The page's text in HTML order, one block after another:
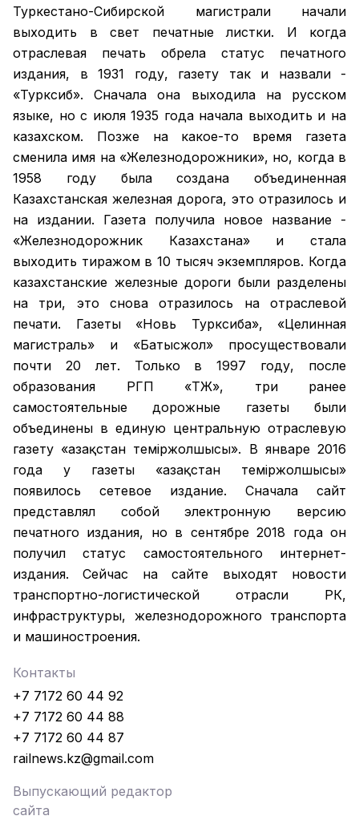
Туркестано-Сибирской магистрали начали
выходить в свет печатные листки. И когда
отраслевая печать обрела статус печатного
издания, в 1931 году, газету так и назвали -
«Турксиб». Сначала она выходила на русском
языке, но с июля 1935 года начала выходить и на
казахском. Позже на какое-то время газета
сменила имя на «Железнодорожники», но, когда в
1958 году была создана объединенная
Казахстанская железная дорога, это отразилось и
на издании. Газета получила новое название -
«Железнодорожник Казахстана» и стала
выходить тиражом в 10 тысяч экземпляров. Когда
казахстанские железные дороги были разделены
на три, это снова отразилось на отраслевой
печати. Газеты «Новь Турксиба», «Целинная
магистраль» и «Батысжол» просуществовали
почти 20 лет. Только в 1997 году, после
образования РГП «ҚТЖ», три ранее
самостоятельные дорожные газеты были
объединены в единую центральную отраслевую
газету «Қазақстан темiржолшысы». В январе 2016
года у газеты «Қазақстан теміржолшысы»
появилось сетевое издание. Сначала сайт
представлял собой электронную версию
печатного издания, но в сентябре 2018 года он
получил статус самостоятельного интернет-
издания. Сейчас на сайте выходят новости
транспортно-логистической отрасли РК,
инфраструктуры, железнодорожного транспорта
и машиностроения.
Контакты
+7 7172 60 44 92
+7 7172 60 44 88
+7 7172 60 44 87
railnews.kz@gmail.com
Выпускающий редактор
сайта